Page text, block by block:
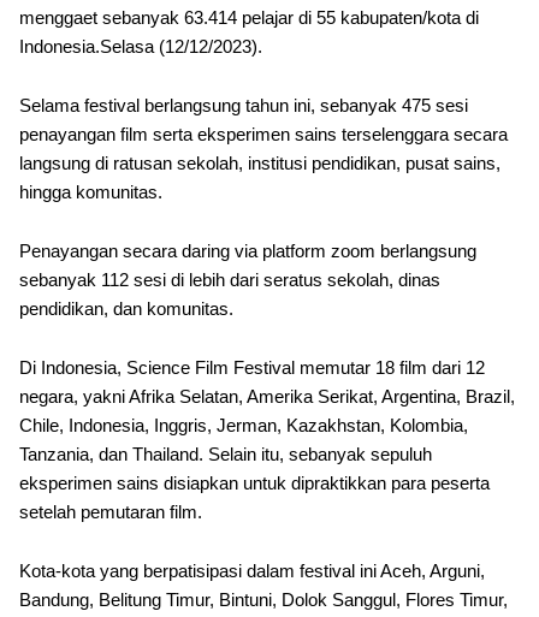
menggaet sebanyak 63.414 pelajar di 55 kabupaten/kota di
Indonesia.Selasa (12/12/2023).
Selama festival berlangsung tahun ini, sebanyak 475 sesi
penayangan film serta eksperimen sains terselenggara secara
langsung di ratusan sekolah, institusi pendidikan, pusat sains,
hingga komunitas.
Penayangan secara daring via platform zoom berlangsung
sebanyak 112 sesi di lebih dari seratus sekolah, dinas
pendidikan, dan komunitas.
Di Indonesia, Science Film Festival memutar 18 film dari 12
negara, yakni Afrika Selatan, Amerika Serikat, Argentina, Brazil,
Chile, Indonesia, Inggris, Jerman, Kazakhstan, Kolombia,
Tanzania, dan Thailand. Selain itu, sebanyak sepuluh
eksperimen sains disiapkan untuk dipraktikkan para peserta
setelah pemutaran film.
Kota-kota yang berpatisipasi dalam festival ini Aceh, Arguni,
Bandung, Belitung Timur, Bintuni, Dolok Sanggul, Flores Timur,